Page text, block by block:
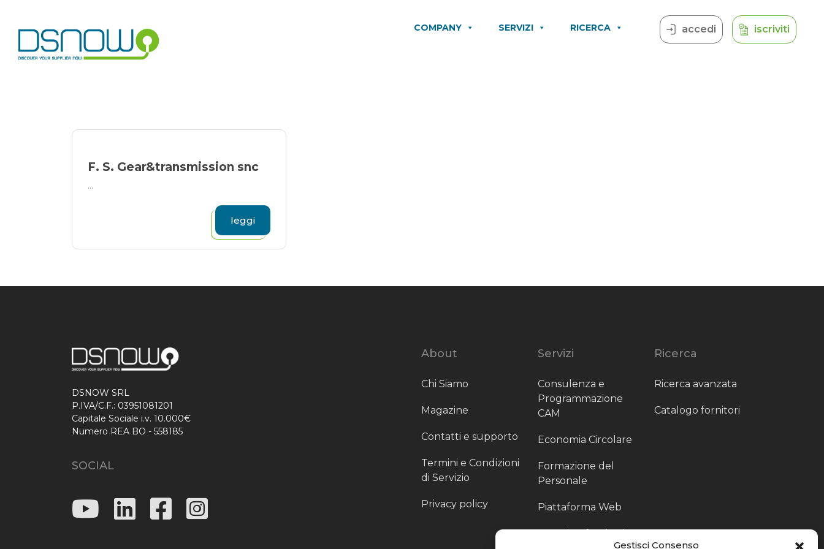
Gestisci Consenso
content
COMPANY SERVIZI RICERCA accedi iscriviti
F. S. Gear&transmission snc
...
leggi
DSNOW SRL
P.IVA/C.F.: 03951081201
Capitale Sociale i.v. 10.000€
Numero REA BO - 558185
SOCIAL
About
Chi Siamo
Magazine
Contatti e supporto
Termini e Condizioni
di Servizio
Privacy policy
Servizi
Consulenza e
Programmazione
CAM
Economia Circolare
Formazione del
Personale
Piattaforma Web
Scouting fornitori
Ricerca
Ricerca avanzata
Catalogo fornitori